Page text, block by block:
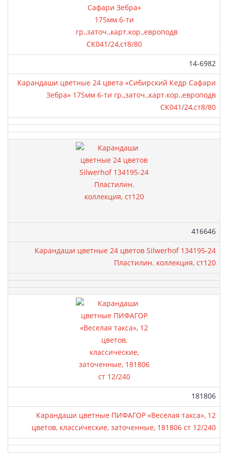
Артикул:
14-6982
Карандаши цветные 24 цвета «Сибирский Кедр Сафари
Зебра» 175мм 6-ти гр.,заточ.,карт.кор.,европодв
СК041/24,ст8/80
Артикул:
416646
Карандаши цветные 24 цветов Silwerhof 134195-24
Пластилин. коллекция, ст120
Артикул:
181806
Карандаши цветные ПИФАГОР «Веселая такса», 12
цветов, классические, заточенные, 181806 ст 12/240